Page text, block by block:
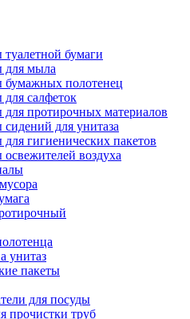
бумаги
для мыла
бумажных полотенец
салфеток
для протирочных материалов
для унитаза
гигиенических пакетов
воздуха
унитаз
пакеты
для посуды
прочистки труб